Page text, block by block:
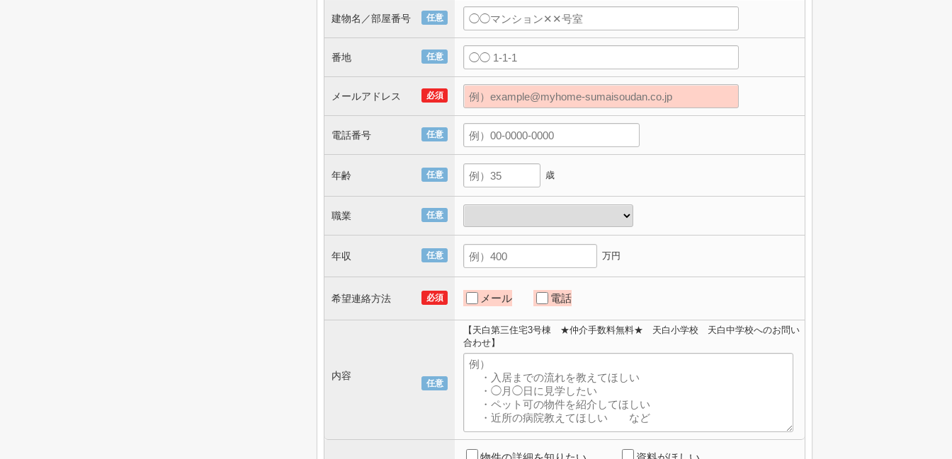
任意
建物名／部屋番号
任意
番地
必須
メールアドレス
任意
電話番号
任意
年齢 歳
任意
職業
任意
年収 万円
必須
希望連絡方法 メール 電話
任意
内容
【天白第三住宅3号棟 ★仲介手数料無料★ 天白小学校 天白中学校へのお問い
合わせ】